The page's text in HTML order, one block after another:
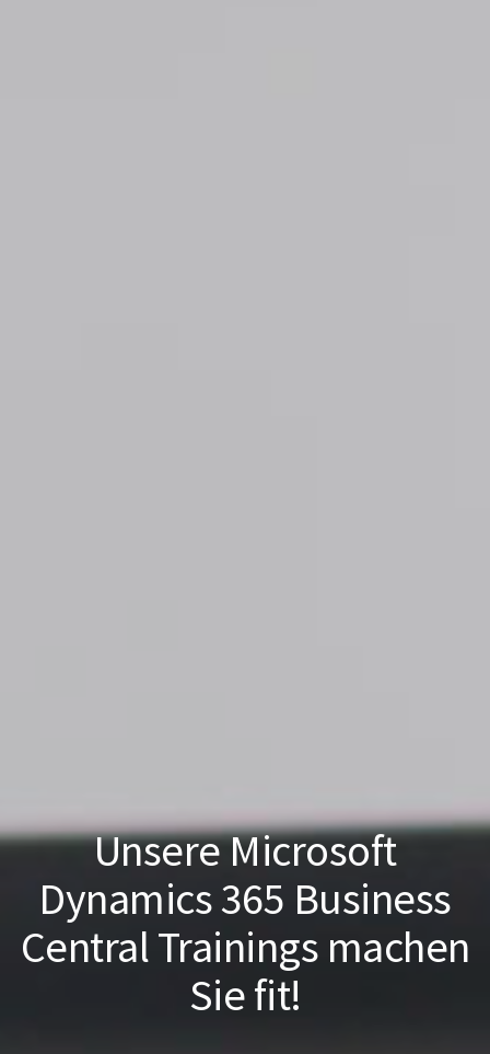
Unsere Microsoft
Dynamics 365 Business
Central Trainings machen
Sie fit!